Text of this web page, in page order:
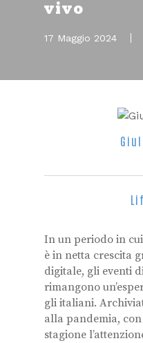
vivo
17 Maggio 2024
In un periodo in
è in netta crescita
digitale, gli eventi
rimangono
gli italiani.
alla pandemia,
stagione